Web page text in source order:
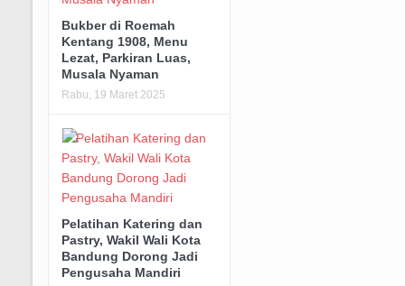
Bukber di Roemah
Kentang 1908, Menu
Lezat, Parkiran Luas,
Musala Nyaman
Rabu, 19 Maret 2025
Pelatihan Katering dan
Pastry, Wakil Wali Kota
Bandung Dorong Jadi
Pengusaha Mandiri